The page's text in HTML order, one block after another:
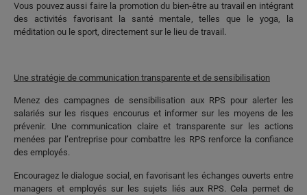
Vous pouvez aussi faire la promotion du bien-être au travail en intégrant
des activités favorisant la santé mentale, telles que le yoga, la
méditation ou le sport, directement sur le lieu de travail.
Une stratégie de communication transparente et de sensibilisation
Menez des campagnes de sensibilisation aux RPS pour alerter les
salariés sur les risques encourus et informer sur les moyens de les
prévenir. Une communication claire et transparente sur les actions
menées par l’entreprise pour combattre les RPS renforce la confiance
des employés.
Encouragez le dialogue social, en favorisant les échanges ouverts entre
managers et employés sur les sujets liés aux RPS. Cela permet de